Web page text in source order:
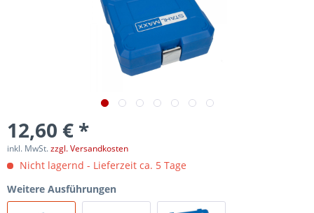
12,60 € *
inkl. MwSt.zzgl. Versandkosten
Nicht lagernd - Lieferzeit ca. 5 Tage
Weitere Ausführungen